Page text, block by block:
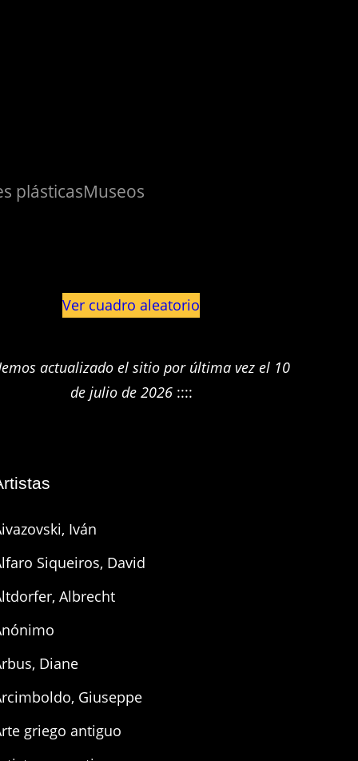
plásticasMuseos
Ver cuadro aleatorio
actualizado el sitio por última vez el 10
de julio de 2026::::
Iván
Siqueiros, David
Albrecht
Diane
Giuseppe
griego antiguo